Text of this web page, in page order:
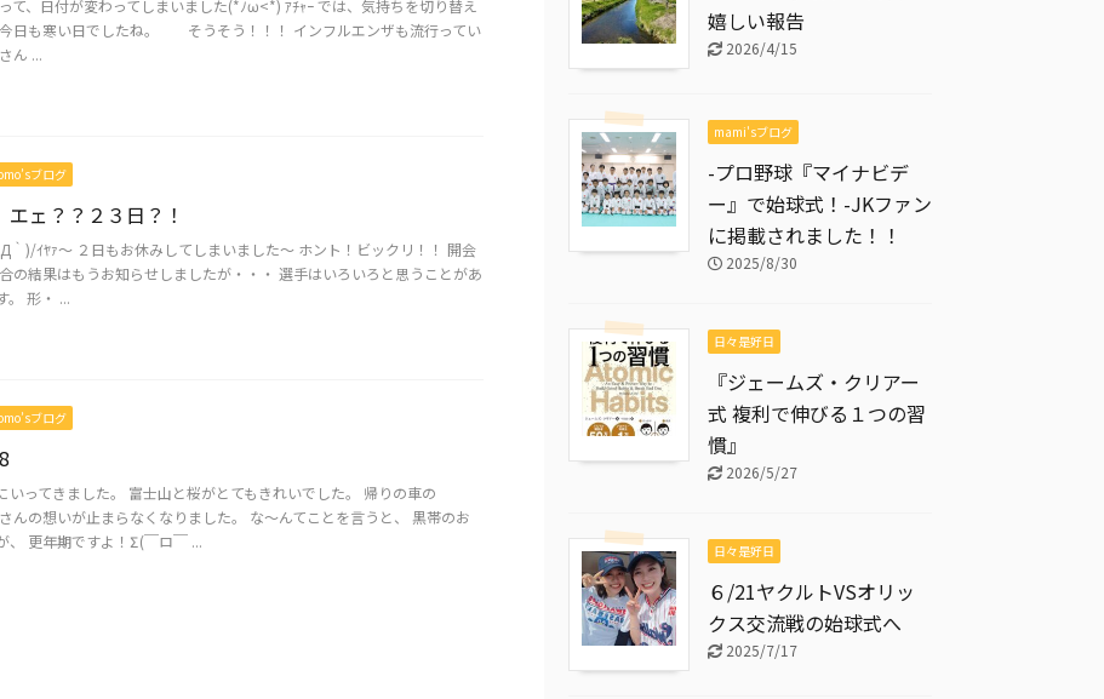
て、日付が変わってしまいました(*ﾉω<*) ｱﾁｬｰ では、気持ちを切り替え
日も寒い日でしたね。 そうそう！！！ インフルエンザも流行ってい
ん ...
ブログ
エェ？？２３日？！
｀)/ｲﾔｧ～ ２日もお休みしてしまいました～ ホント！ビックリ！！ 開会
の結果はもうお知らせしましたが・・・ 選手はいろいろと思うことがあ
。 形・ ...
ブログ
いってきました。 富士山と桜がとてもきれいでした。 帰りの車の
んの想いが止まらなくなりました。 な～んてことを言うと、 黒帯のお
、 更年期ですよ！Σ(￣ロ￣ ...
嬉しい報告
2026/4/15
mami'sブログ
-プロ野球『マイナビデ
ー』で始球式！-JKファン
に掲載されました！！
2025/8/30
日々是好日
『ジェームズ・クリアー
式 複利で伸びる１つの習
慣』
2026/5/27
日々是好日
６/21ヤクルトVSオリッ
クス交流戦の始球式へ
2025/7/17